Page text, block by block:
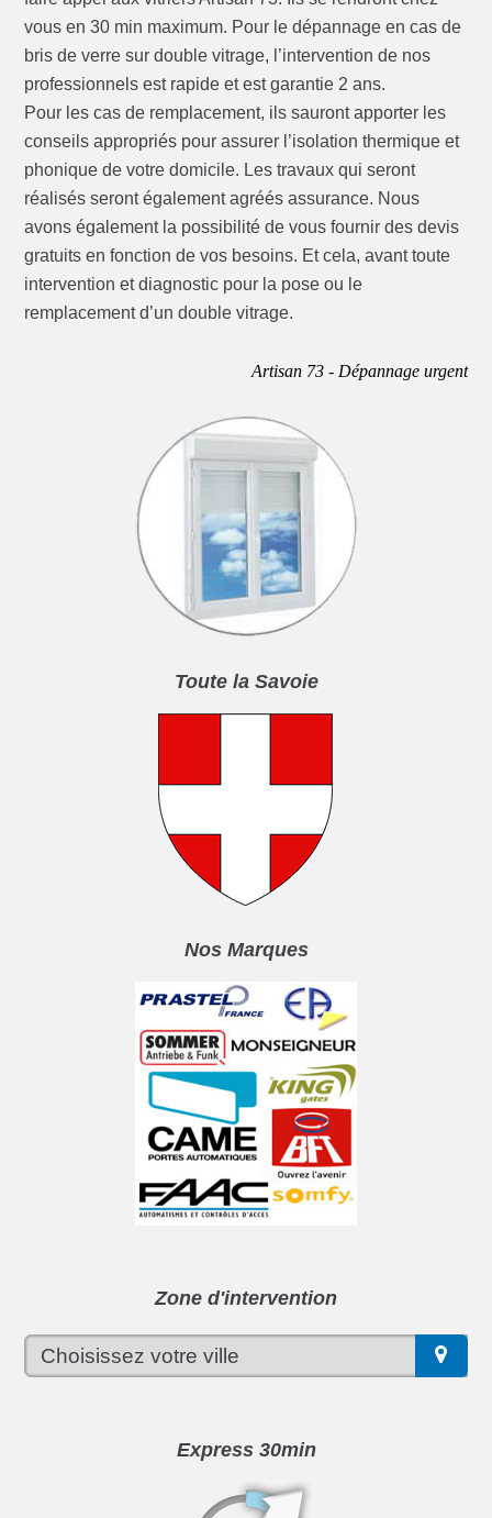
vous en 30 min maximum. Pour le dépannage en cas de
bris de verre sur double vitrage, l’intervention de nos
professionnels est rapide et est garantie 2 ans.
Pour les cas de remplacement, ils sauront apporter les
conseils appropriés pour assurer l’isolation thermique et
phonique de votre domicile. Les travaux qui seront
réalisés seront également agréés assurance. Nous
avons également la possibilité de vous fournir des devis
gratuits en fonction de vos besoins. Et cela, avant toute
intervention et diagnostic pour la pose ou le
remplacement d’un double vitrage.
Artisan 73 - Dépannage urgent
Toute la Savoie
Nos Marques
Zone d'intervention
Express 30min